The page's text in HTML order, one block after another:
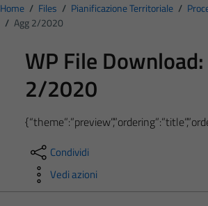
Home / Files / Pianificazione Territoriale /
/ Agg 2/2020
WP File Download:
2/2020
Condividi
Vedi azioni